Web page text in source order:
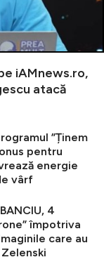
iAMnews.ro,
atacă
”Ținem
pentru
energie
vârf
4
împotriva
care au